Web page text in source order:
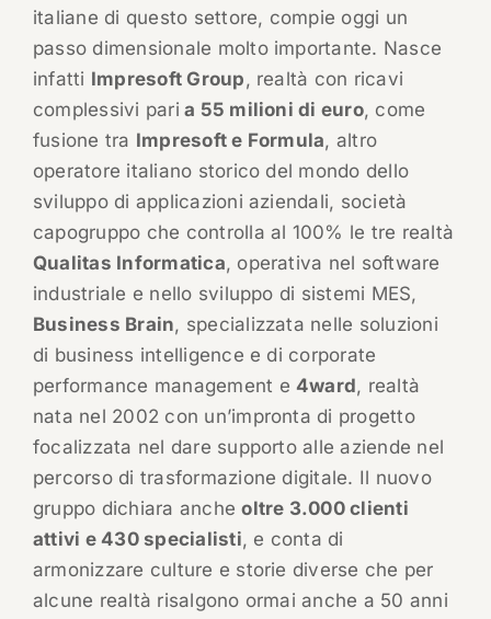
italiane di questo settore, compie oggi un
passo dimensionale molto importante. Nasce
infatti Impresoft Group, realtà con ricavi
complessivi pari a 55 milioni di euro, come
fusione tra Impresoft e Formula, altro
operatore italiano storico del mondo dello
sviluppo di applicazioni aziendali, società
capogruppo che controlla al 100% le tre realtà
Qualitas Informatica, operativa nel software
industriale e nello sviluppo di sistemi MES,
Business Brain, specializzata nelle soluzioni
di business intelligence e di corporate
performance management e 4ward, realtà
nata nel 2002 con un’impronta di progetto
focalizzata nel dare supporto alle aziende nel
percorso di trasformazione digitale. Il nuovo
gruppo dichiara ancheoltre 3.000 clienti
attivi e 430 specialisti, e conta di
armonizzare culture e storie diverse che per
alcune realtà risalgono ormai anche a 50 anni